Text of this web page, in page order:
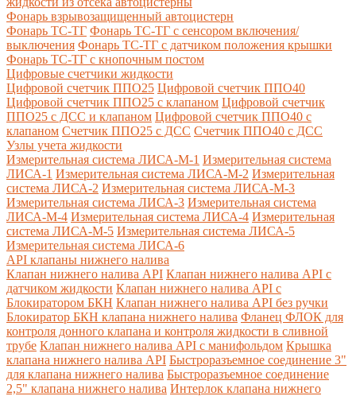
Фонарь взрывозащищенный автоцистерн
Фонарь ТС-ТГ Фонарь ТС-ТГ с сенсором включения/
выключения Фонарь ТС-ТГ с датчиком положения крышки
Фонарь ТС-ТГ с кнопочным постом
Цифровые счетчики жидкости
Цифровой счетчик ППО25 Цифровой счетчик ППО40
Цифровой счетчик ППО25 с клапаном Цифровой счетчик
ППО25 с ДСС и клапаном Цифровой счетчик ППО40 с
клапаном Счетчик ППО25 с ДСС Счетчик ППО40 с ДСС
Узлы учета жидкости
Измерительная система ЛИСА-М-1 Измерительная система
ЛИСА-1 Измерительная система ЛИСА-М-2 Измерительная
система ЛИСА-2 Измерительная система ЛИСА-М-3
Измерительная система ЛИСА-3 Измерительная система
ЛИСА-М-4 Измерительная система ЛИСА-4 Измерительная
система ЛИСА-М-5 Измерительная система ЛИСА-5
Измерительная система ЛИСА-6
API клапаны нижнего налива
Клапан нижнего налива API Клапан нижнего налива API с
датчиком жидкости Клапан нижнего налива API с
Блокиратором БКН Клапан нижнего налива API без ручки
Блокиратор БКН клапана нижнего налива Фланец ФЛОК для
контроля донного клапана и контроля жидкости в сливной
трубе Клапан нижнего налива API с манифольдом Крышка
клапана нижнего налива API Быстроразъемное соединение 3"
для клапана нижнего налива Быстроразъемное соединение
2,5" клапана нижнего налива Интерлок клапана нижнего